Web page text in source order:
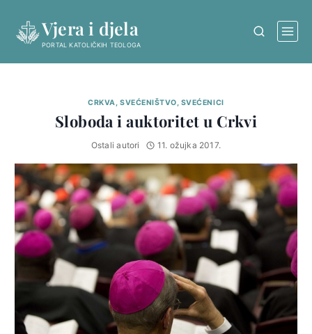
content
Vjera i djela
PORTAL KATOLIČKIH TEOLOGA
CRKVA, SVEĆENIŠTVO, SVEĆENICI
Sloboda i auktoritet u Crkvi
Ostali autori 11. ožujka 2017.